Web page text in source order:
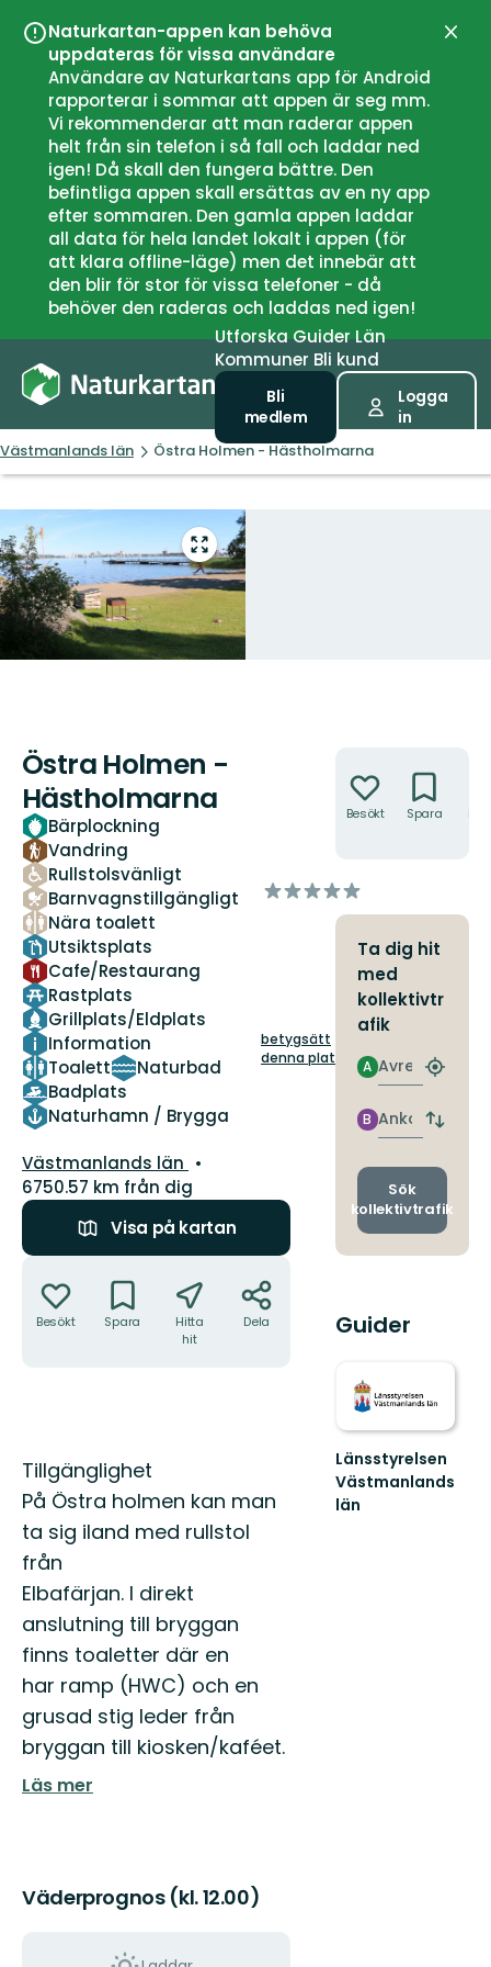
Naturkartan-appen kan behöva
uppdateras för vissa användare
Användare av Naturkartans app för Android
rapporterar i sommar att appen är seg mm.
Vi rekommenderar att man raderar appen
helt från sin telefon i så fall och laddar ned
igen! Då skall den fungera bättre. Den
befintliga appen skall ersättas av en ny app
efter sommaren. Den gamla appen laddar
all data för hela landet lokalt i appen (för
att klara offline-läge) men det innebär att
den blir för stor för vissa telefoner - då
behöver den raderas och laddas ned igen!
UtforskaGuiderLän
Kommuner Bli kund
Bli
medlem
Logga
in
Västmanlands län Östra Holmen - Hästholmarna
Gå
till
helskärmsläge
Östra Holmen -
Hästholmarna
Bärplockning
Vandring
Rullstolsvänligt
Barnvagnstillgängligt
Nära toalett
Utsiktsplats
Cafe/Restaurang
Rastplats
Grillplats/Eldplats
Information
Toalett
Naturbad
Badplats
Naturhamn / Brygga
av
betygsätt
denna plats!
Län:
Västmanlands län
6750.57 km från dig
Visa på kartan
Besökt Spara
Hitta
hit
Dela
Beskrivning
Tillgänglighet
På Östra holmen kan man
ta sig iland med rullstol
från
Elbafärjan. I direkt
anslutning till bryggan
finns toaletter där en
har ramp (HWC) och en
grusad stig leder från
bryggan till kiosken/kaféet.
Läs mer
Väderprognos (kl. 12.00)
Besökt Spara
Ta dig hit
med
kollektivtr
afik
Avresa
A
Hitta
Ankomst
B
Byt
och
Sök
kollektivtrafik
Guider
Länsstyrelsen
Västmanlands
län